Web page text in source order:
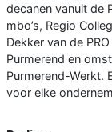
decanen vanuit de
mbo’s, Regio
Dekker van de
Purmerend en
Purmerend-Werkt.
voor elke